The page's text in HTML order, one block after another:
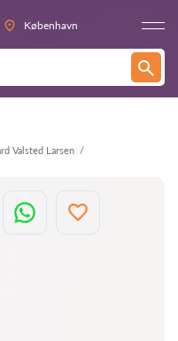
København
Valsted Larsen